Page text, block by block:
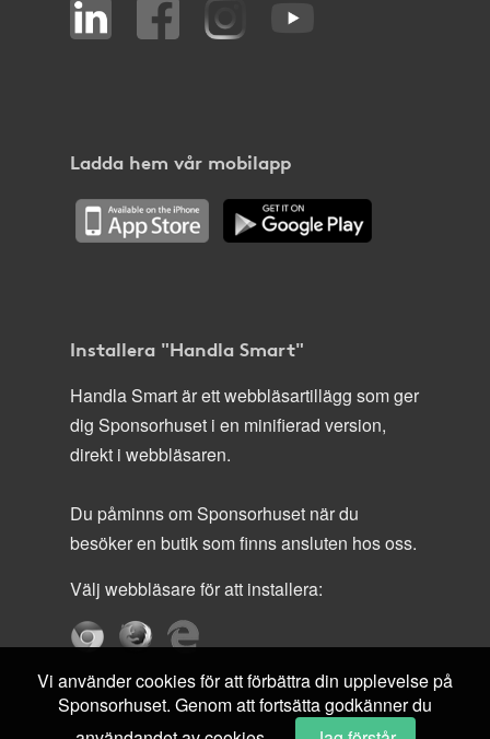
Ladda hem vår mobilapp
Installera "Handla Smart"
Handla Smart är ett webbläsartillägg som ger
dig Sponsorhuset i en minifierad version,
direkt i webbläsaren.
Du påminns om Sponsorhuset när du
besöker en butik som finns ansluten hos oss.
Välj webbläsare för att installera:
Vi använder cookies för att förbättra din upplevelse på
Sponsorhuset. Genom att fortsätta godkänner du